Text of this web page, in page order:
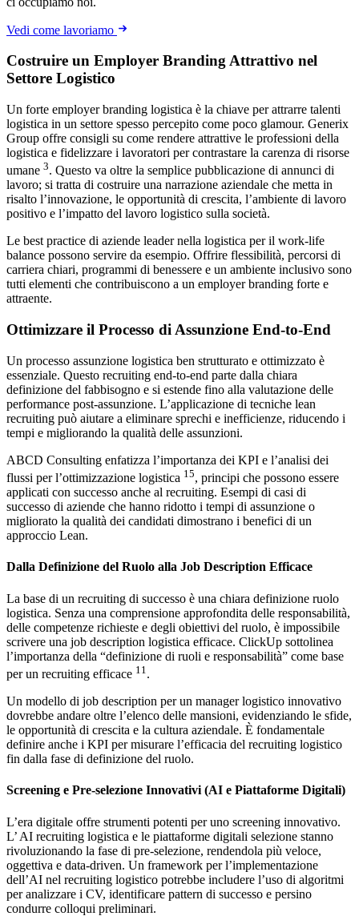
Vedi come lavoriamo
Costruire un Employer Branding Attrattivo nel
Settore Logistico
Un forte employer branding logistica è la chiave per attrarre talenti
logistica in un settore spesso percepito come poco glamour. Generix
Group offre consigli su come rendere attrattive le professioni della
logistica e fidelizzare i lavoratori per contrastare la carenza di risorse
umane 3. Questo va oltre la semplice pubblicazione di annunci di
lavoro; si tratta di costruire una narrazione aziendale che metta in
risalto l’innovazione, le opportunità di crescita, l’ambiente di lavoro
positivo e l’impatto del lavoro logistico sulla società.
Le best practice di aziende leader nella logistica per il work-life
balance possono servire da esempio. Offrire flessibilità, percorsi di
carriera chiari, programmi di benessere e un ambiente inclusivo sono
tutti elementi che contribuiscono a un employer branding forte e
attraente.
Ottimizzare il Processo di Assunzione End-to-End
Un processo assunzione logistica ben strutturato e ottimizzato è
essenziale. Questo recruiting end-to-end parte dalla chiara
definizione del fabbisogno e si estende fino alla valutazione delle
performance post-assunzione. L’applicazione di tecniche lean
recruiting può aiutare a eliminare sprechi e inefficienze, riducendo i
tempi e migliorando la qualità delle assunzioni.
ABCD Consulting enfatizza l’importanza dei KPI e l’analisi dei
flussi per l’ottimizzazione logistica 15, principi che possono essere
applicati con successo anche al recruiting. Esempi di casi di
successo di aziende che hanno ridotto i tempi di assunzione o
migliorato la qualità dei candidati dimostrano i benefici di un
approccio Lean.
Dalla Definizione del Ruolo alla Job Description Efficace
La base di un recruiting di successo è una chiara definizione ruolo
logistica. Senza una comprensione approfondita delle responsabilità,
delle competenze richieste e degli obiettivi del ruolo, è impossibile
scrivere una job description logistica efficace. ClickUp sottolinea
l’importanza della “definizione di ruoli e responsabilità” come base
per un recruiting efficace 11 .
Un modello di job description per un manager logistico innovativo
dovrebbe andare oltre l’elenco delle mansioni, evidenziando le sfide,
le opportunità di crescita e la cultura aziendale. È fondamentale
definire anche i KPI per misurare l’efficacia del recruiting logistico
fin dalla fase di definizione del ruolo.
Screening e Pre-selezione Innovativi (AI e Piattaforme Digitali)
L’era digitale offre strumenti potenti per uno screening innovativo.
L’ AI recruiting logistica e le piattaforme digitali selezione stanno
rivoluzionando la fase di pre-selezione, rendendola più veloce,
oggettiva e data-driven. Un framework per l’implementazione
dell’AI nel recruiting logistico potrebbe includere l’uso di algoritmi
per analizzare i CV, identificare pattern di successo e persino
condurre colloqui preliminari.